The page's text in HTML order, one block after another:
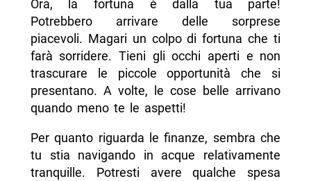
Ora, la fortuna è dalla tua parte!
Potrebbero arrivare delle sorprese
piacevoli. Magari un colpo di fortuna che ti
farà sorridere. Tieni gli occhi aperti e non
trascurare le piccole opportunità che si
presentano. A volte, le cose belle arrivano
quando meno te le aspetti!
Per quanto riguarda le finanze, sembra che
tu stia navigando in acque relativamente
tranquille. Potresti avere qualche spesa